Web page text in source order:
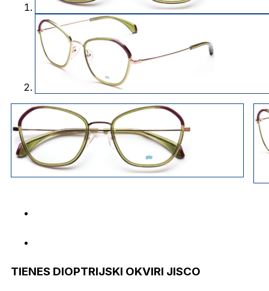
TIENES DIOPTRIJSKI OKVIRI JISCO